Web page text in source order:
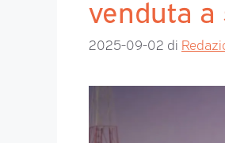
venduta
2025-09-02 di